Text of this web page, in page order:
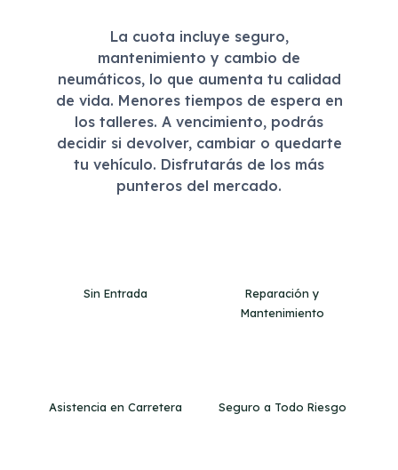
La cuota incluye seguro,
mantenimiento y cambio de
neumáticos, lo que aumenta tu calidad
de vida. Menores tiempos de espera en
los talleres. A vencimiento, podrás
decidir si devolver, cambiar o quedarte
tu vehículo. Disfrutarás de los más
punteros del mercado.
Sin Entrada
Reparación y
Mantenimiento
Asistencia en Carretera Seguro a Todo Riesgo